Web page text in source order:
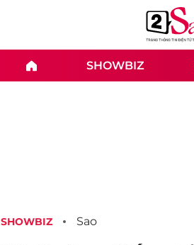
SHOWBIZ
SHOWBIZ Sao